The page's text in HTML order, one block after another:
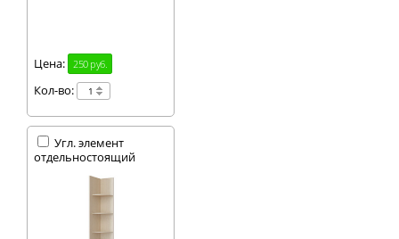
Цена: 250 руб.
Кол-во:
Угл. элемент
отдельностоящий